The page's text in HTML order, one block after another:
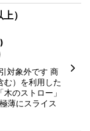
）
対象外です 商
む）を利用した
のストロー」
薄にスライス